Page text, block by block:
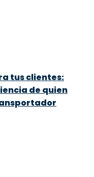
tus clientes:
de quien